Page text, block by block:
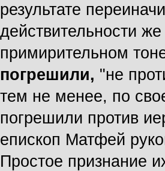
результате
действительности
примирительном
погрешили, "не
тем не менее, по
погрешили против
епископ Матфей
Простое признание